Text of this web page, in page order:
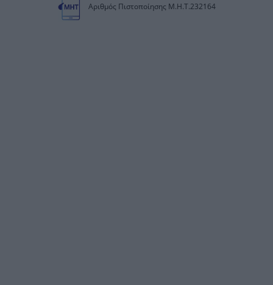
Αριθμός Πιστοποίησης Μ.Η.Τ.232164